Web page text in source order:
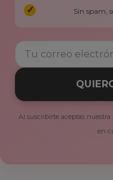
Sin spam,
Al suscribirte aceptas nuestra
en